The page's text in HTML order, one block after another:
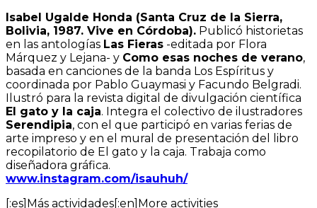
Isabel Ugalde Honda (Santa Cruz de la Sierra,
Bolivia, 1987. Vive en Córdoba). Publicó historietas
en las antologías Las Fieras -editada por Flora
Márquez y Lejana- y Como esas noches de verano,
basada en canciones de la banda Los Espíritus y
coordinada por Pablo Guaymasi y Facundo Belgradi.
Ilustró para la revista digital de divulgación científica
El gato y la caja. Integra el colectivo de ilustradores
Serendipia, con el que participó en varias ferias de
arte impreso y en el mural de presentación del libro
recopilatorio de El gato y la caja. Trabaja como
diseñadora gráfica.
www.instagram.com/isauhuh/
[:es]Más actividades[:en]More activities